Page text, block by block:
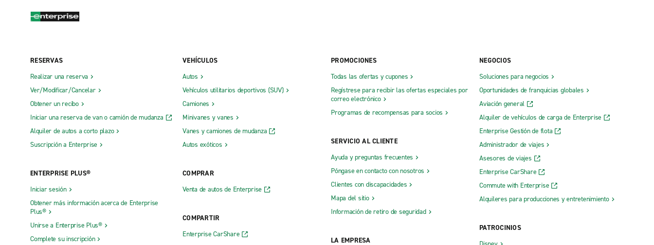
RESERVAS
Realizar una reserva
Ver/Modificar/Cancelar
Obtener un recibo
Iniciar una reserva de van o camión de mudanza
Alquiler de autos a corto plazo
Suscripción a Enterprise
ENTERPRISE PLUS®
Iniciar sesión
Obtener más información acerca de Enterprise
Plus®
Unirse a Enterprise Plus®
Complete su inscripción
VEHÍCULOS
Autos
Vehículos utilitarios deportivos (SUV)
Camiones
Minivanes y vanes
Vanes y camiones de mudanza
Autos exóticos
COMPRAR
Venta de autos de Enterprise
COMPARTIR
Enterprise CarShare
PROMOCIONES
Todas las ofertas y cupones
Regístrese para recibir las ofertas especiales por
correo electrónico
Programas de recompensas para socios
SERVICIO AL CLIENTE
Ayuda y preguntas frecuentes
Póngase en contacto con nosotros
Clientes con discapacidades
Mapa del sitio
Información de retiro de seguridad
LA EMPRESA
NEGOCIOS
Soluciones para negocios
Oportunidades de franquicias globales
Aviación general
Alquiler de vehículos de carga de Enterprise
Enterprise Gestión de flota
Administrador de viajes
Asesores de viajes
Enterprise CarShare
Commute with Enterprise
Alquileres para producciones y entretenimiento
PATROCINIOS